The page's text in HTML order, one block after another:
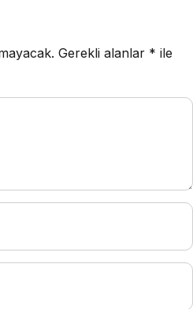
Gerekli alanlar * ile